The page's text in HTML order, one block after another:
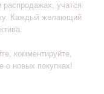
распродажах, учатся
Каждый желающий
комментируйте,
о новых покупках!